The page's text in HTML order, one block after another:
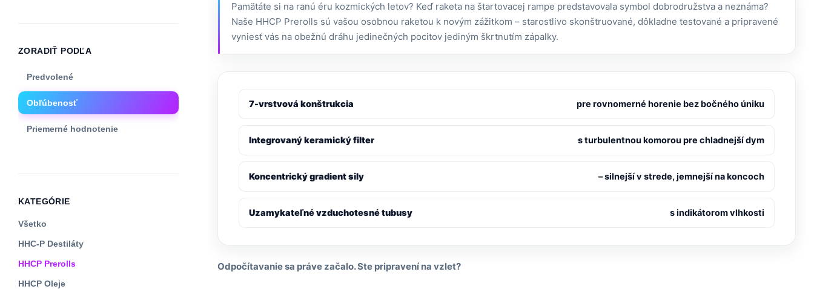
ZORADIŤ PODĽA
Predvolené
Obľúbenosť
Priemerné hodnotenie
Cena: od najvyššej
KATEGÓRIE
Všetko
HHC-P Destiláty
HHCP Prerolls
HHCP Oleje
Pamätáte si na ranú éru kozmických letov? Keď raketa na štartovacej rampe predstavovala symbol dobrodružstva a neznáma?
Naše HHCP Prerolls sú vašou osobnou raketou k novým zážitkom – starostlivo skonštruované, dôkladne testované a pripravené
vyniesť vás na obežnú dráhu jedinečných pocitov jediným škrtnutím zápalky.
7-vrstvová konštrukcia pre rovnomerné horenie bez bočného úniku
Integrovaný keramický filter s turbulentnou komorou pre chladnejší dym
Koncentrický gradient sily – silnejší v strede, jemnejší na koncoch
Uzamykateľné vzduchotesné tubusy s indikátorom vlhkosti
Odpočítavanie sa práve začalo. Ste pripravení na vzlet?